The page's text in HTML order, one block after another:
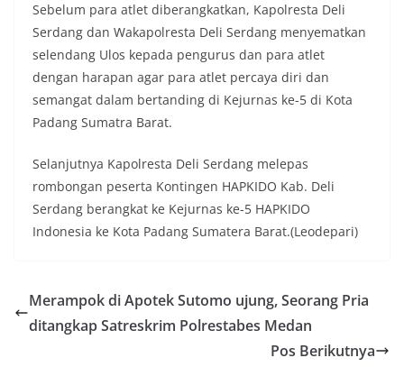
Sunggal sebagai bagian dari upaya menciptakan
situasi Kamtibmas yang aman dan kondusif,
sekaligus menumbuhkan semangat nasionalisme
warga dalam menyambut Hari Kemerdekaan RI.
Bhabinkamtibmas Polsek Medan Sunggal
Sambangi Warga Kelurahan Sunggal, Ingatkan
Pemasangan Bendera Merah Putih Jelang HUT
rangka menyambut Hari Ulang Tahun
Kemerdekaan Republik Indonesia yang ke-81,
Bhabinkamtibmas Kelurahan Sunggal, Aiptu
Muliyadi Suraukur, melaksanakan kegiatan
sambang Door to Door System (DDS) kepada
hingga selesai, menyasar rumah-rumah warga di
beberapa lingkungan yang ada di kelurahan
tersebut.‎Sambang Langsung ke Rumah
Warga‎Dalam kegiatan ini, Aiptu Muliyadi
Sebelum para atlet diberangkatkan, Kapolresta Deli
Serdang dan Wakapolresta Deli Serdang menyematkan
selendang Ulos kepada pengurus dan para atlet
dengan harapan agar para atlet percaya diri dan
semangat dalam bertanding di Kejurnas ke-5 di Kota
Padang Sumatra Barat.
Selanjutnya Kapolresta Deli Serdang melepas
rombongan peserta Kontingen HAPKIDO Kab. Deli
Serdang berangkat ke Kejurnas ke-5 HAPKIDO
Indonesia ke Kota Padang Sumatera Barat.(Leodepari)
Merampok di Apotek Sutomo ujung, Seorang Pria
ditangkap Satreskrim Polrestabes Medan
Pos Berikutnya